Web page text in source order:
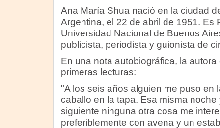
Ana María Shua nació en la ciudad
Argentina, el 22 de abril de 1951. Es
Universidad Nacional de Buenos
publicista, periodista y guionista de
En una nota autobiográfica, la
primeras lecturas:
"A los seis años alguien me puso en
caballo en la tapa. Esa misma
siguiente ninguna otra cosa me
preferiblemente con avena y un